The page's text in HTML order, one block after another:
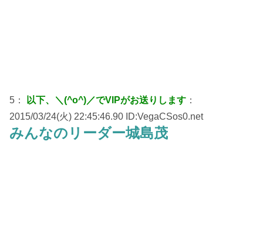
5： 以下、＼(^o^)／でVIPがお送りします ：
2015/03/24(火) 22:45:46.90 ID:VegaCSos0.net
みんなのリーダー城島茂